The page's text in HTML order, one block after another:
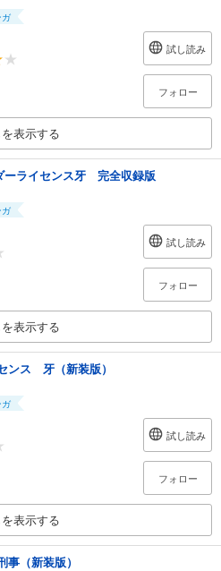
試し読み
フォロー
表示する
ーライセンス牙 完全収録版
試し読み
フォロー
表示する
ンス 牙（新装版）
試し読み
フォロー
表示する
事（新装版）